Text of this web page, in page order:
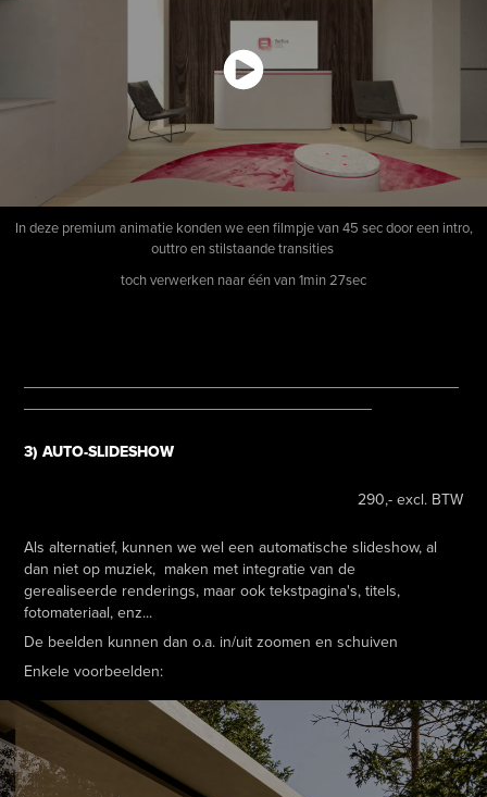
In deze premium animatie konden we een filmpje van 45 sec door een intro,
outtro en stilstaande transities
toch verwerken naar één van 1min 27sec
__________________________________________________
________________________________________
3) AUTO-SLIDESHOW
290,- excl. BTW
Als alternatief, kunnen we wel een automatische slideshow, al
dan niet op muziek, maken met integratie van de
gerealiseerde renderings, maar ook tekstpagina's, titels,
fotomateriaal, enz...
De beelden kunnen dan o.a. in/uit zoomen en schuiven
Enkele voorbeelden: